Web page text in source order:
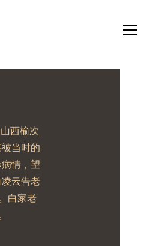
西榆次
当时的
情，望
云告老
白家老